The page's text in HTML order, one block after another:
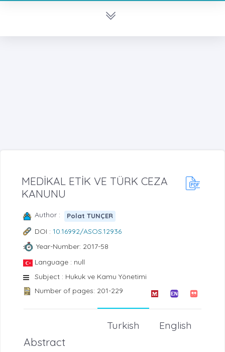
MEDİKAL ETİK VE TÜRK CEZA
KANUNU
Author : Polat TUNÇER
DOI : 10.16992/ASOS.12936
Year-Number: 2017-58
Language : null
Subject : Hukuk ve Kamu Yönetimi
Number of pages: 201-229
English
Turkish
Abstract